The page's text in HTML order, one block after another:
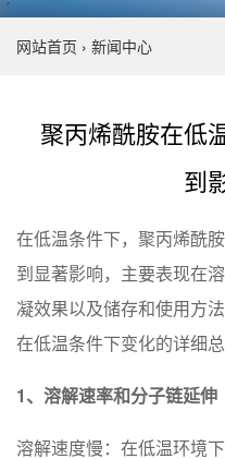
网站首页 › 新闻中心
聚丙烯酰胺在低
到
在低温条件下，聚丙烯酰
到显著影响，主要表现在
凝效果以及储存和使用方
在低温条件下变化的详细总
1、溶解速率和分子链延伸
溶解速度慢：在低温环境